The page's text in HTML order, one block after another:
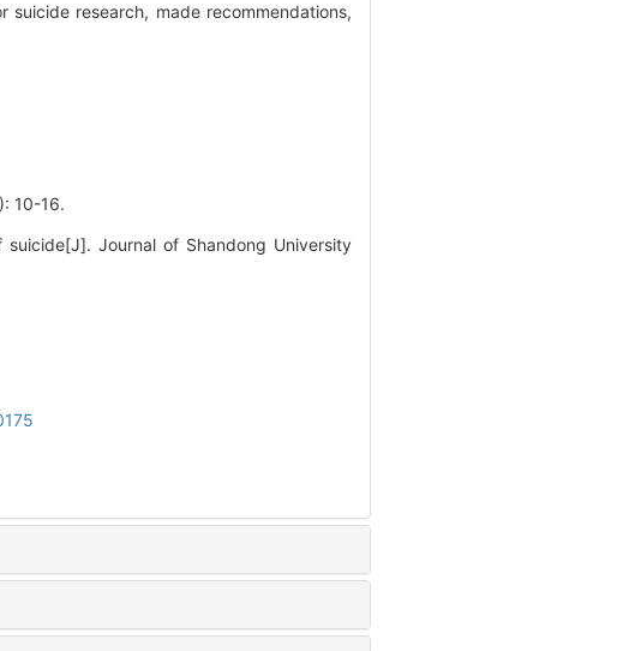
research, made recommendations,
10-16.
suicide[J]. Journal of Shandong University